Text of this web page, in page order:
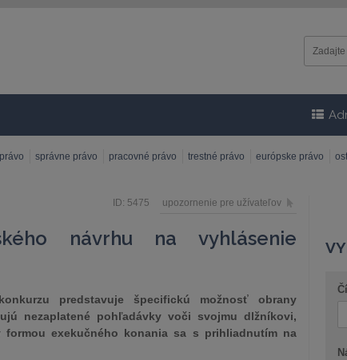
správne právo pracovné právo trestné právo európske právo
ID: 5475 upozornenie pre užívateľov
návrhu na vyhlásenie
predstavuje špecifickú možnosť obrany
nezaplatené pohľadávky voči svojmu dlžníkovi,
formou exekučného konania sa s prihliadnutím na